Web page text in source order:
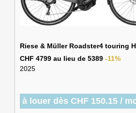
Riese & Müller Roadster4 touring
CHF 4799 au lieu de 5389 -11%
2025
à louer dès CHF 150.15 /